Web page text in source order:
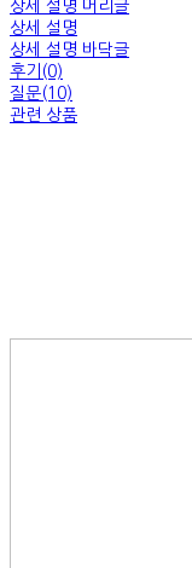
상세 설명 머리글
상세 설명
상세 설명 바닥글
후기(0)
질문(10)
관련 상품